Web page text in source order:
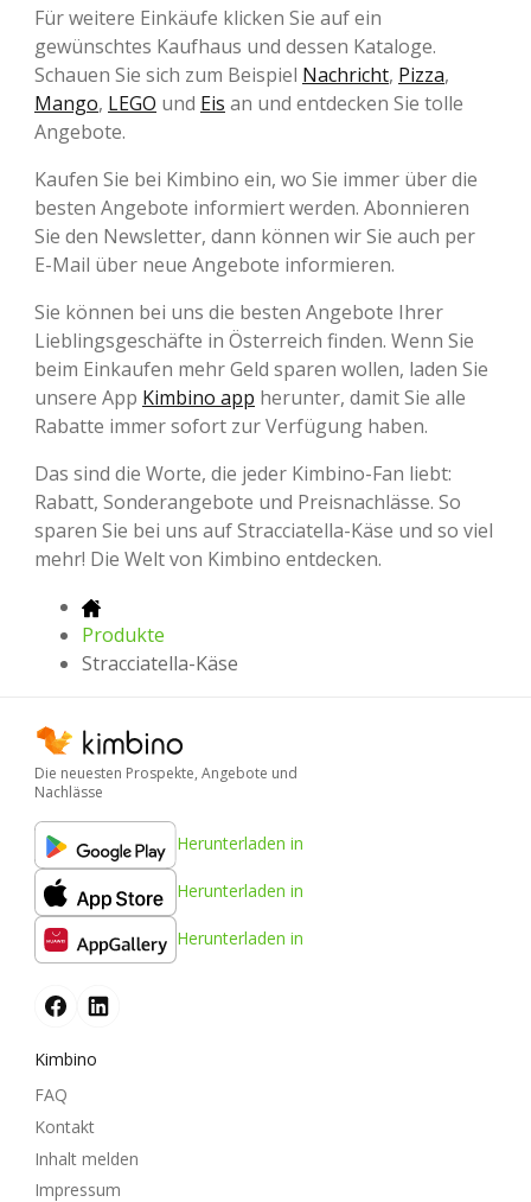
Für weitere Einkäufe klicken Sie auf ein
gewünschtes Kaufhaus und dessen Kataloge.
Schauen Sie sich zum Beispiel Nachricht, Pizza,
Mango, LEGO und Eis an und entdecken Sie tolle
Angebote.
Kaufen Sie bei Kimbino ein, wo Sie immer über die
besten Angebote informiert werden. Abonnieren
Sie den Newsletter, dann können wir Sie auch per
E-Mail über neue Angebote informieren.
Sie können bei uns die besten Angebote Ihrer
Lieblingsgeschäfte in Österreich finden. Wenn Sie
beim Einkaufen mehr Geld sparen wollen, laden Sie
unsere App Kimbino app herunter, damit Sie alle
Rabatte immer sofort zur Verfügung haben.
Das sind die Worte, die jeder Kimbino-Fan liebt:
Rabatt, Sonderangebote und Preisnachlässe. So
sparen Sie bei uns auf Stracciatella-Käse und so viel
mehr! Die Welt von Kimbino entdecken.
Produkte
Stracciatella-Käse
Die neuesten Prospekte, Angebote und
Nachlässe
Herunterladen in
Herunterladen in
Herunterladen in
Kimbino
FAQ
Kontakt
Inhalt melden
Impressum